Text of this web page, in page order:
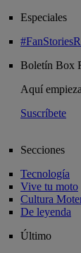
Especiales
Boletín Box
Aquí
Suscríbete
Secciones
Tecnología
Vive tu moto
Cultura
De leyenda
Último